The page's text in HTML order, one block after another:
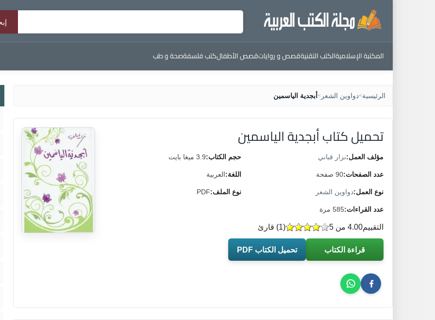
المكتبة الإسلاميةالكتب التقنيةقصص و رواياتقصص الأطفالكتب فلسفةصحة و طب
الرئيسية>دواوين الشعر > أبجدية الياسمين
تحميل كتاب أبجدية الياسمين
مؤلف العمل:نزار قباني حجم الكتاب:3.9 ميغا بايت
عدد الصفحات:90 صفحة اللغة:العربية
نوع العمل:دواوين الشعر نوع الملف:PDF
عدد القراءات:585 مرة
التقييم (
1) قارئ 4.00 من 5
قراءة الكتاب تحميل الكتاب PDF